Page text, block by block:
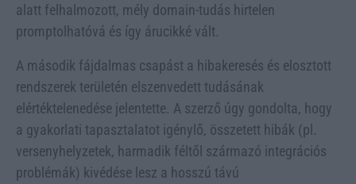
alatt felhalmozott, mély domain-tudás hirtelen
promptolhatóvá és így árucikké vált.
A második fájdalmas csapást a hibakeresés és elosztott
rendszerek területén elszenvedett tudásának
elértéktelenedése jelentette. A szerző úgy gondolta, hogy
a gyakorlati tapasztalatot igénylő, összetett hibák (pl.
versenyhelyzetek, harmadik féltől származó integrációs
problémák) kivédése lesz a hosszú távú